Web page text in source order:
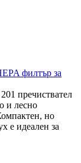
филтър за
пречиствател
и лесно
но
е идеален за